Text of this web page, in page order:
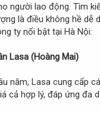
người lao động. Tìm
là điều không hề dễ
ty nổi bật tại Hà Nội:
Lasa (Hoàng Mai)
năm, Lasa cung cấp
cả hợp lý, đáp ứng đa